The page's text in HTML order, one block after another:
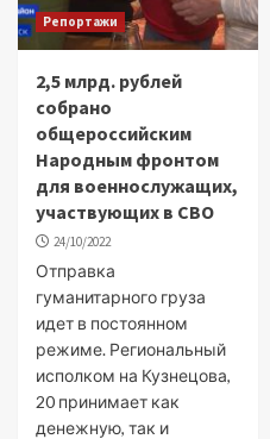
Репортажи
2,5 млрд. рублей
собрано
общероссийским
Народным фронтом
для военнослужащих,
участвующих в СВО
24/10/2022
Отправка
гуманитарного груза
идет в постоянном
режиме. Региональный
исполком на Кузнецова,
20 принимает как
денежную, так и